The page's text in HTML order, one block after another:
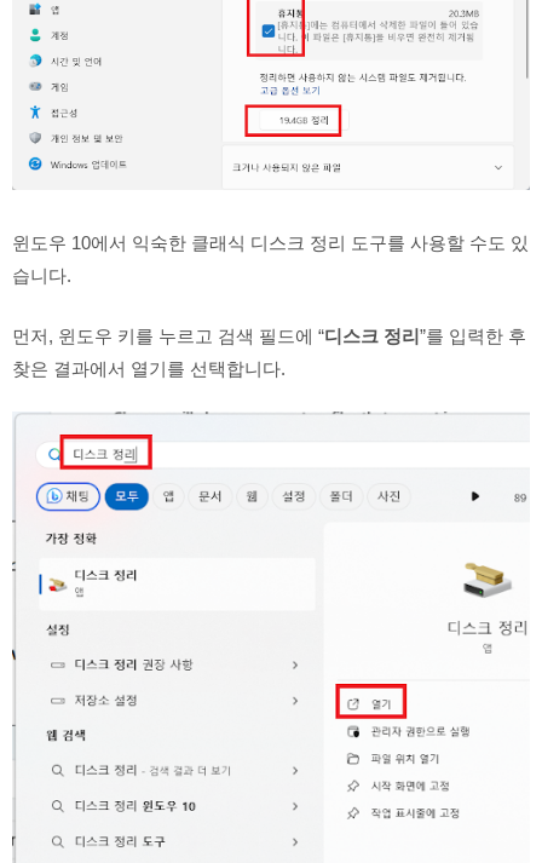
윈도우 10에서 익숙한 클래식 디스크 정리 도구를 사용할 수도 있
습니다.
먼저, 윈도우 키를 누르고 검색 필드에 “디스크 정리”를 입력한 후
찾은 결과에서 열기를 선택합니다.